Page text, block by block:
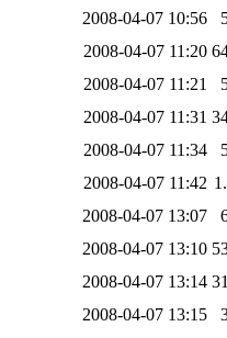
2008-04-07 10:56
2008-04-07 11:20
2008-04-07 11:21
2008-04-07 11:31
2008-04-07 11:34
2008-04-07 11:42
2008-04-07 13:07
2008-04-07 13:10
2008-04-07 13:14
2008-04-07 13:15